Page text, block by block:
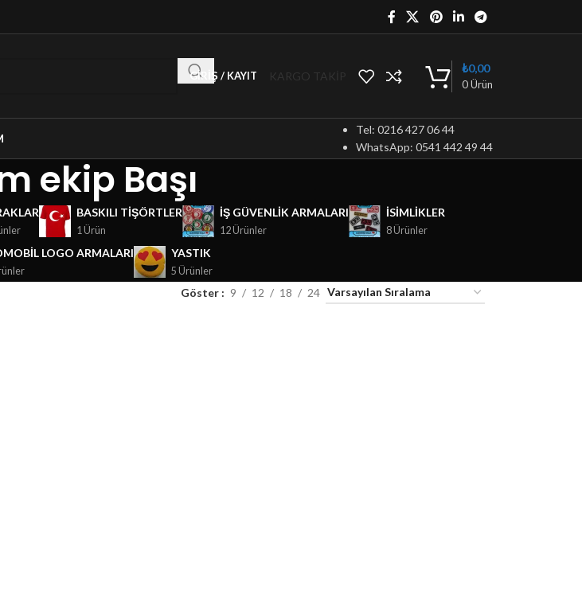
GIRIŞ / KAYIT KARGO TAKİP
0Ürün
₺0,00
Tel: 0216 427 06 44
WhatsApp: 0541 442 49 44
ekip Başı
BASKILI TIŞÖRTLER
1 Ürün
İŞ GÜVENLIK ARMALARI
12 Ürünler
ISIMLIKLER
8 Ürünler
LOGO ARMALARI YASTIK
5 Ürünler
Göster 9 12 18 24